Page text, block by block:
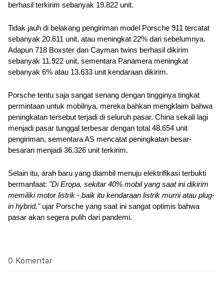
berhasil terkirim sebanyak 19.822 unit.
Tidak jauh di belakang pengiriman model Porsche 911 tercatat
sebanyak 20.611 unit, atau meningkat 22% dari sebelumnya.
Adapun 718 Boxster dan Cayman twins berhasil dikirim
sebanyak 11.922 unit, sementara Panamera meningkat
sebanyak 6% atau 13.633 unit kendaraan dikirim.
Porsche tentu saja sangat senang dengan tingginya tingkat
permintaan untuk mobilnya, mereka bahkan mengklaim bahwa
peningkatan tersebut terjadi di seluruh pasar. China sekali lagi
menjadi pasar tunggal terbesar dengan total 48.654 unit
pengiriman, sementara AS mencatat peningkatan besar-
besaran menjadi 36.326 unit terkirim.
Selain itu, arah baru yang diambil menuju elektrifikasi terbukti
bermanfaat: "Di Eropa, sekitar 40% mobil yang saat ini dikirim
memiliki motor listrik - baik itu kendaraan listrik murni atau plug-
in hybrid," ujar Porsche yang saat ini sangat optimis bahwa
pasar akan segera pulih dari pandemi.
0 Komentar